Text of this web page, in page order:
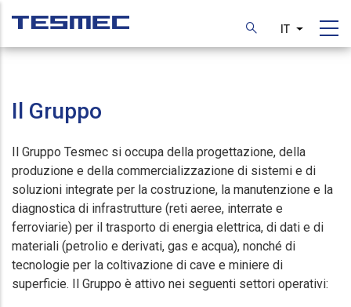
main
IT List
Il Gruppo
Il Gruppo Tesmec si occupa della progettazione, della
produzione e della commercializzazione di sistemi e di
soluzioni integrate per la costruzione, la manutenzione e la
diagnostica di infrastrutture (reti aeree, interrate e
ferroviarie) per il trasporto di energia elettrica, di dati e di
materiali (petrolio e derivati, gas e acqua), nonché di
tecnologie per la coltivazione di cave e miniere di
superficie. Il Gruppo è attivo nei seguenti settori operativi: